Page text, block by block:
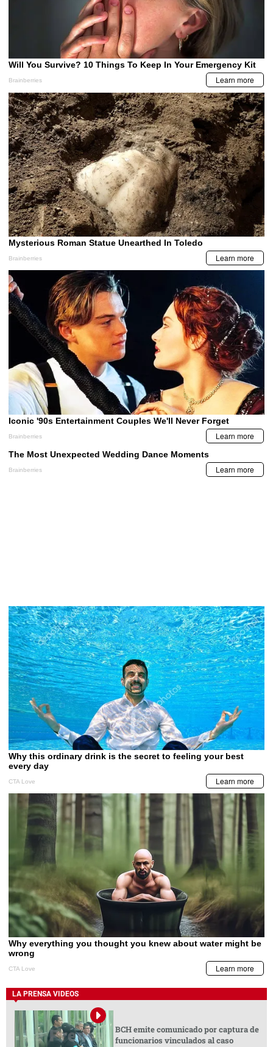
LA PRENSA VIDEOS
BCH emite comunicado por captura de
funcionarios vinculados al caso